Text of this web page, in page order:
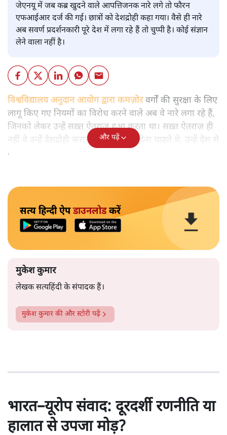
जेएनयू में जब कब्र खुदने वाले आपत्तिजनक नारे लगे तो फौरन
एफआईआर दर्ज की गई। छात्रों को देशद्रोही कहा गया। वैसे ही नारे
अब सवर्ण प्रदर्शनकारी पूरे देश में लगा रहे हैं तो चुप्पी है। कोई संज्ञान
लेने वाला नहीं है।
विश्वविद्यालय अनुदान आयोग द्वारा कमज़ोरवर्गों की सुरक्षा के लिए
लागू किए गए नियमों का विरोध करने वाले अब वे नारे लगा रहे हैं,
जिनको लेकर उन्हें सख़्त ऐतराज़ हुआ करता था। सख़्त ऐतराज़ ही
नहीं वे उन्हें देशद्रोही करार देकर जेल भेज देना चाहते थे, उन्हें देश से
बाहर चले जाने को कह रहे थे।
और पढ़ें
सत्य हिन्दी ऐपडाउनलोडकरें
मुकेश कुमार
लेखक सत्यहिंदी के संपादक हैं।
मुकेश कुमार की और स्टोरी पढ़ें
भारत–यूरोप संवाद: दूरदर्शी रणनीति या
हालात से उपजा मोड़?